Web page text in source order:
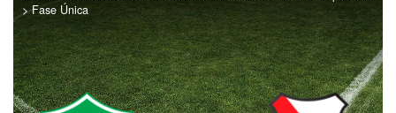
> Fase Única